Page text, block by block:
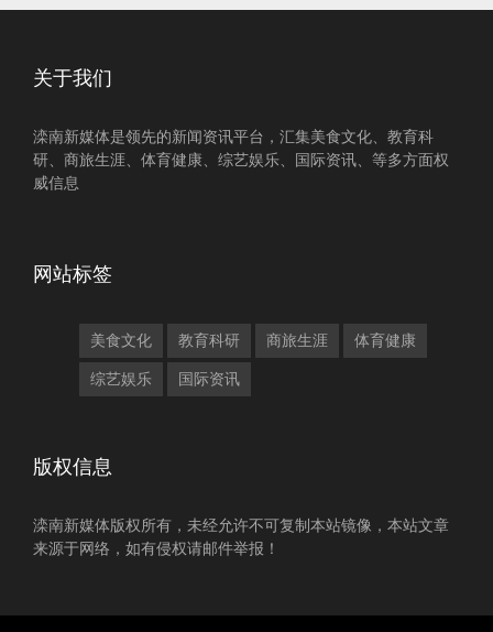
关于我们
滦南新媒体是领先的新闻资讯平台，汇集美食文化、教育科
研、商旅生涯、体育健康、综艺娱乐、国际资讯、等多方面权
威信息
网站标签
美食文化 教育科研 商旅生涯 体育健康
综艺娱乐 国际资讯
版权信息
滦南新媒体版权所有，未经允许不可复制本站镜像，本站文章
来源于网络，如有侵权请邮件举报！